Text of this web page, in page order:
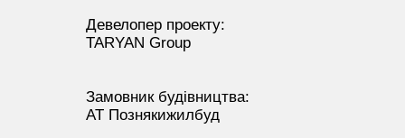
Девелопер проекту:
TARYAN Group
Замовник будівництва:
АТ Познякижилбуд